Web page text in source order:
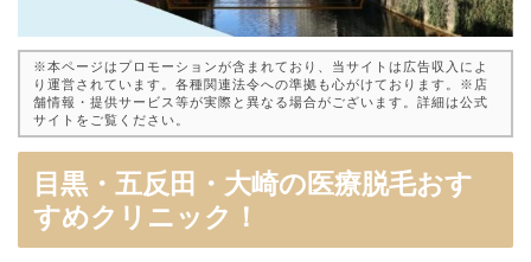
※本ページはプロモーションが含まれており、当サイトは広告収入によ
り運営されています。各種関連法令への準拠も心がけております。※店
舗情報・提供サービス等が実際と異なる場合がございます。詳細は公式
サイトをご覧ください。
目黒・五反田・大崎の医療脱毛おす
すめクリニック！